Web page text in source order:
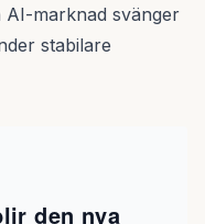
AI-marknad svänger
stabilare
den nya